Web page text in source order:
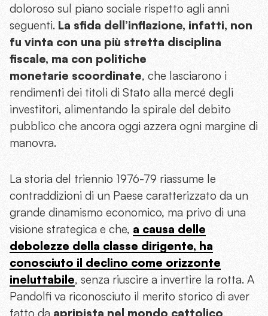
doloroso sul piano sociale rispetto agli anni
seguenti. La sfida dell’inflazione, infatti, non
fu vinta con una più stretta disciplina
fiscale, ma con politiche
monetarie scoordinate, che lasciarono i
rendimenti dei titoli di Stato alla mercé degli
investitori, alimentando la spirale del debito
pubblico che ancora oggi azzera ogni margine di
manovra.
La storia del triennio 1976-79 riassume le
contraddizioni di un Paese caratterizzato da un
grande dinamismo economico, ma privo di una
visione strategica e che, a causa delle
debolezze della classe dirigente, ha
conosciuto il declino come orizzonte
ineluttabile, senza riuscire a invertire la rotta. A
Pandolfi va riconosciuto il merito storico di aver